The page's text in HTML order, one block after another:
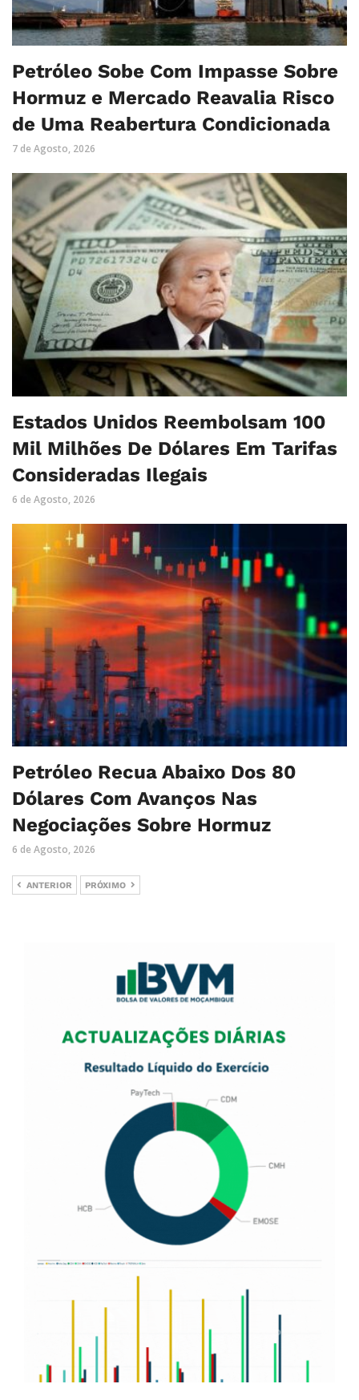
Petróleo Sobe Com Impasse Sobre
Hormuz e Mercado Reavalia Risco
de Uma Reabertura Condicionada
7 de Agosto, 2026
Estados Unidos Reembolsam 100
Mil Milhões De Dólares Em Tarifas
Consideradas Ilegais
6 de Agosto, 2026
Petróleo Recua Abaixo Dos 80
Dólares Com Avanços Nas
Negociações Sobre Hormuz
6 de Agosto, 2026
ANTERIOR PRÓXIMO